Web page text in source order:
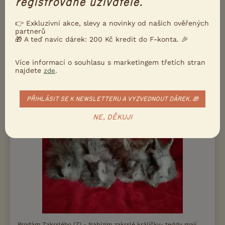
králíčky. Různé barvy samičky i samečky. Staří 5 týdnu.
včera 20:28
Dolní Cerekev, okr. Jihlava
dusan78 16×
PRODÁM
měsíce
👉 Exkluzivní akce, slevy a novinky od našich ověřených
partnerů
🎁 A teď navíc dárek: 200 Kč kredit do F-konta. 🎉
Více informací o souhlasu s marketingem třetích stran
najdete zde.
PŘIHLÁSIT SE K NEWSLETTERU A VYZVEDNOUT DÁREK. 🎁
NE, DĚKUJI